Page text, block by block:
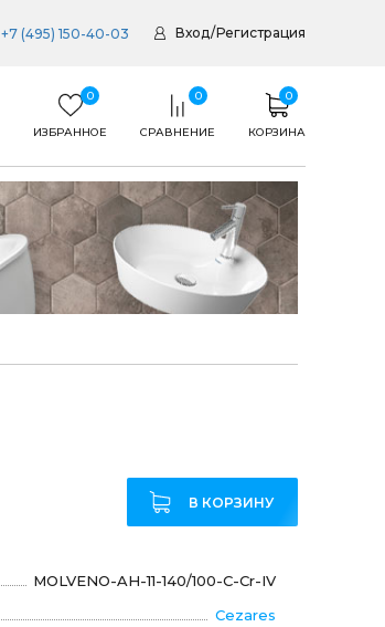
+7 (495) 150-40-03 Вход/Регистрация
0
ИЗБРАННОЕ
0
СРАВНЕНИЕ
0
КОРЗИНА
В КОРЗИНУ
MOLVENO-AH-11-140/100-C-Cr-IV
Cezares